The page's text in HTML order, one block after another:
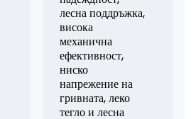
лесна поддръжка,
висока
механична
ефективност,
ниско
напрежение на
гривната, леко
тегло и лесна